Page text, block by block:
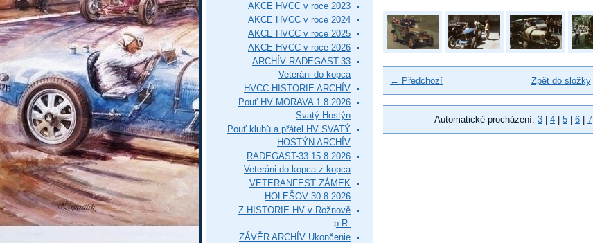
← Předchozí Zpět do složky
Automatické procházení: 3 4 5 6 7
AKCE HVCC v roce 2023
AKCE HVCC v roce 2024
AKCE HVCC v roce 2025
AKCE HVCC v roce 2026
ARCHÍV RADEGAST-33
Veteráni do kopca
HVCC HISTORIE ARCHÍV
Pouť HV MORAVA 1.8.2026
Svatý Hostýn
Pouť klubů a přátel HV SVATÝ
HOSTÝN ARCHÍV
RADEGAST-33 15.8.2026
Veteráni do kopca z kopca
VETERANFEST ZÁMEK
HOLEŠOV 30.8.2026
Z HISTORIE HV v Rožnově
p.R.
ZÁVĚR ARCHÍV Ukončenie